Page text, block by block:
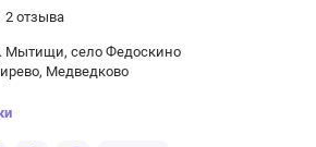
2 отзыва
Мытищи, село Федоскино
Медведково